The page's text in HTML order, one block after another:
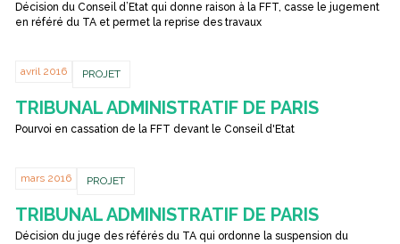
Décision du Conseil d’Etat qui donne raison à la FFT, casse le jugement
en référé du TA et permet la reprise des travaux
avril 2016 PROJET
TRIBUNAL ADMINISTRATIF DE PARIS
Pourvoi en cassation de la FFT devant le Conseil d'Etat
mars 2016 PROJET
TRIBUNAL ADMINISTRATIF DE PARIS
Décision du juge des référés du TA qui ordonne la suspension du